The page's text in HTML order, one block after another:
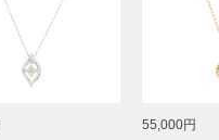
55,000円